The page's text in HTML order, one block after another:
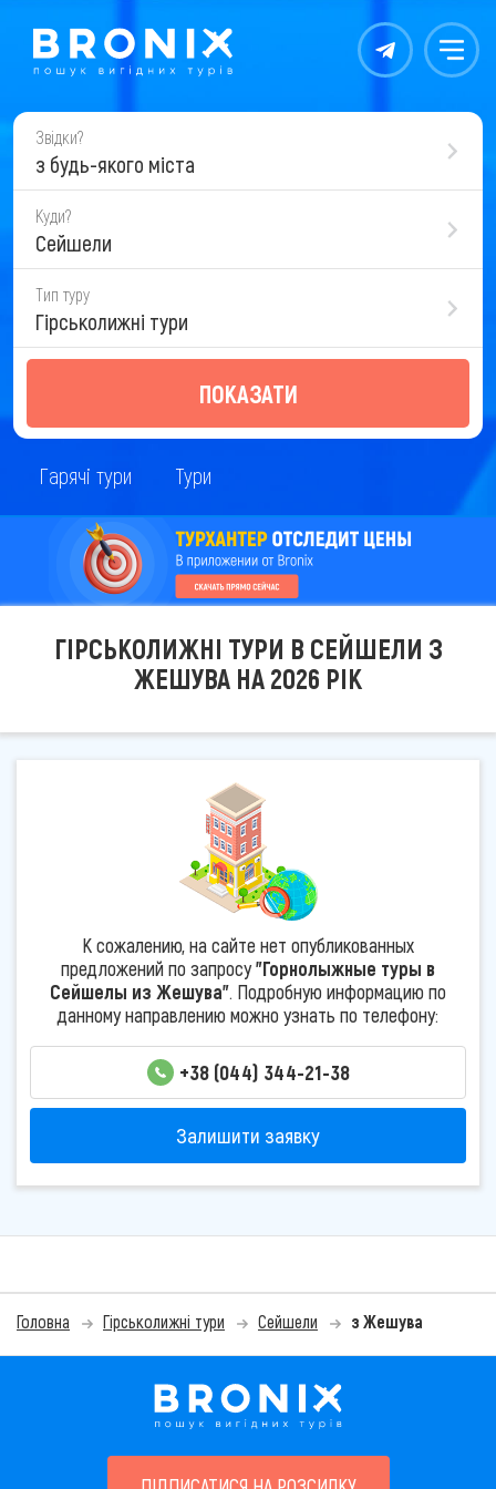
Контакты Меню
Звідки?
з будь-якого міста
Куди?
Сейшели
Тип туру
Гірськолижні тури
ПОКАЗАТИ
Гарячі тури Тури
ГІРСЬКОЛИЖНІ ТУРИ В СЕЙШЕЛИ З
ЖЕШУВА НА 2026 РІК
К сожалению, на сайте нет опубликованных
предложений по запросу"Горнолыжные туры в
Сейшелы из Жешува". Подробную информацию по
данному направлению можно узнать по телефону:
+38 (044) 344-21-38
Залишити заявку
Головна Гірськолижні тури Сейшели з Жешува